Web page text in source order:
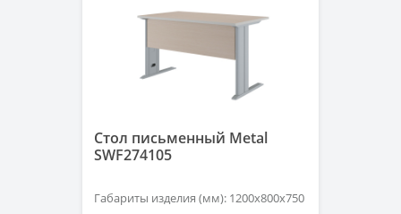
Стол письменный Metal
SWF274105
Габариты изделия (мм): 1200х800х750